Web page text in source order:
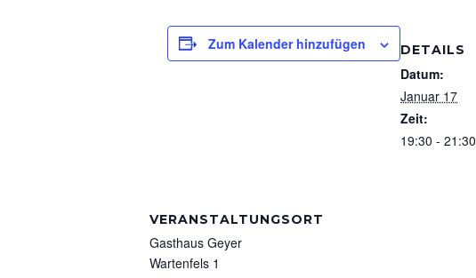
Zum Kalender hinzufügen DETAILS
Datum:
Januar 17
Zeit:
19:30 - 21:30
VERANSTALTUNGSORT
Gasthaus Geyer
Wartenfels 1